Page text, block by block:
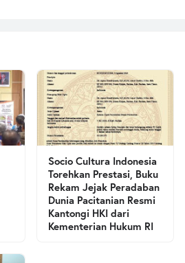
Socio Cultura Indonesia
Torehkan Prestasi, Buku
Rekam Jejak Peradaban
Dunia Pacitanian Resmi
Kantongi HKI dari
Kementerian Hukum RI